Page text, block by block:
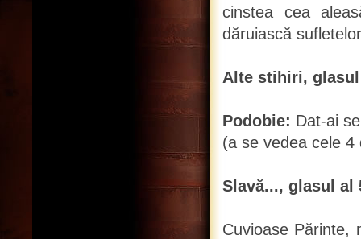
cinstea cea
dăruiască
Alte stihiri,
Podobie: Dat-ai
(a se vedea cele 4
Slavă..., glasul al
Cuvioase Părinte,